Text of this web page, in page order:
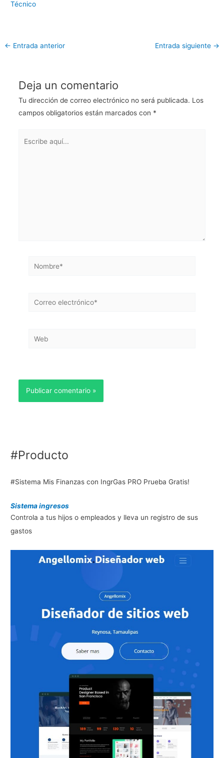
Técnico
← Entrada anterior Entrada siguiente →
Deja un comentario
Tu dirección de correo electrónico no será publicada. Los
campos obligatorios están marcados con *
Nombre*
Correo
Web
#Producto
#Sistema Mis Finanzas con IngrGas PRO Prueba Gratis!
Sistema ingresos
Controla a tus hijos o empleados y lleva un registro de sus
gastos